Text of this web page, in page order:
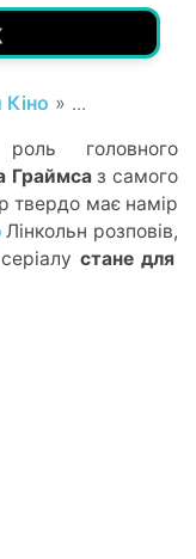
» ...
головного
Граймсаз самого
твердо має намір
Лінкольн розповів,
стане для